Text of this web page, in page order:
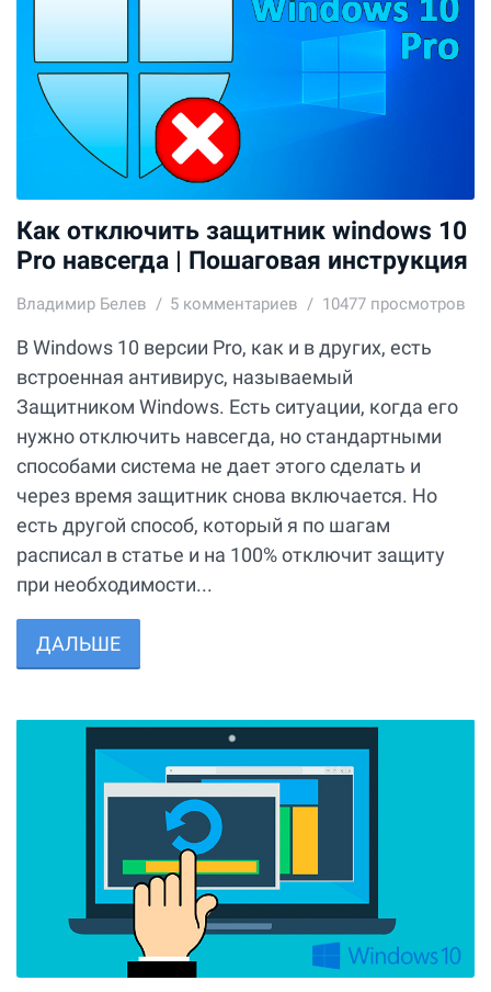
Как отключить защитник windows 10
Pro навсегда | Пошаговая инструкция
Владимир Белев 5 комментариев 10477 просмотров
В Windows 10 версии Pro, как и в других, есть
встроенная антивирус, называемый
Защитником Windows. Есть ситуации, когда его
нужно отключить навсегда, но стандартными
способами система не дает этого сделать и
через время защитник снова включается. Но
есть другой способ, который я по шагам
расписал в статье и на 100% отключит защиту
при необходимости...
ДАЛЬШЕ